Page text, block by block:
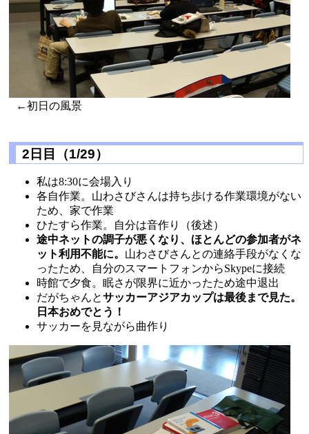
←初日の風景
2日目（1/29）
私は8:30に会場入り
各自作業。山わさびさんは持ち歩ける作業環境がない
ため、家で作業
ひたすら作業。自分は音作り（後述）
途中ネットの調子が悪くなり、ほとんどの参加者がネ
ット利用不能に。 山わさびさんとの連絡手段がなくな
ったため、自分のスマートフォンからSkypeに接続
時館で夕食。眠さが限界に近かったため途中退出
だがちゃんとサッカーアジアカップは最後まで見た。
日本おめでとう！
サッカーを見ながら曲作り